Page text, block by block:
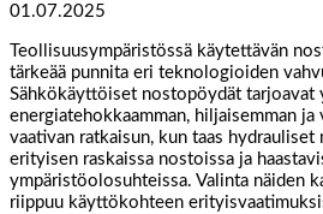
01.07.2025
Teollisuusympäristössä käytettävän
tärkeää punnita eri teknologioiden
Sähkökäyttöiset nostopöydät tarjoavat
energiatehokkaamman, hiljaisemman ja
vaativan ratkaisun, kun taas
erityisen raskaissa nostoissa ja
ympäristöolosuhteissa. Valinta näiden
riippuu käyttökohteen